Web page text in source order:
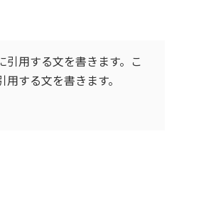
引用する文を書きます。こ
する文を書きます。